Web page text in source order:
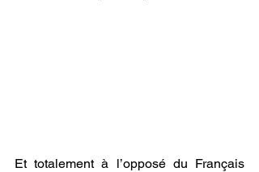
Et totalement à l’opposé du Français